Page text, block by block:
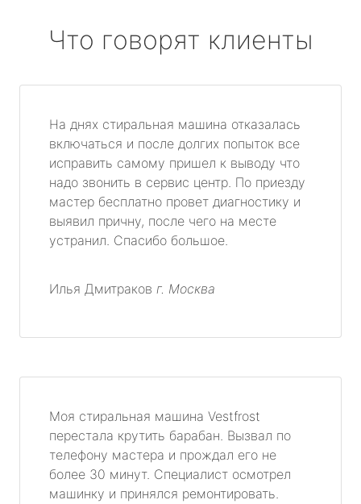
Что говорят клиенты
На днях стиральная машина отказалась
включаться и после долгих попыток все
исправить самому пришел к выводу что
надо звонить в сервис центр. По приезду
мастер бесплатно провет диагностику и
выявил причну, после чего на месте
устранил. Спасибо большое.
Илья Дмитраков г. Москва
Моя стиральная машина Vestfrost
перестала крутить барабан. Вызвал по
телефону мастера и прождал его не
более 30 минут. Специалист осмотрел
машинку и принялся ремонтировать.